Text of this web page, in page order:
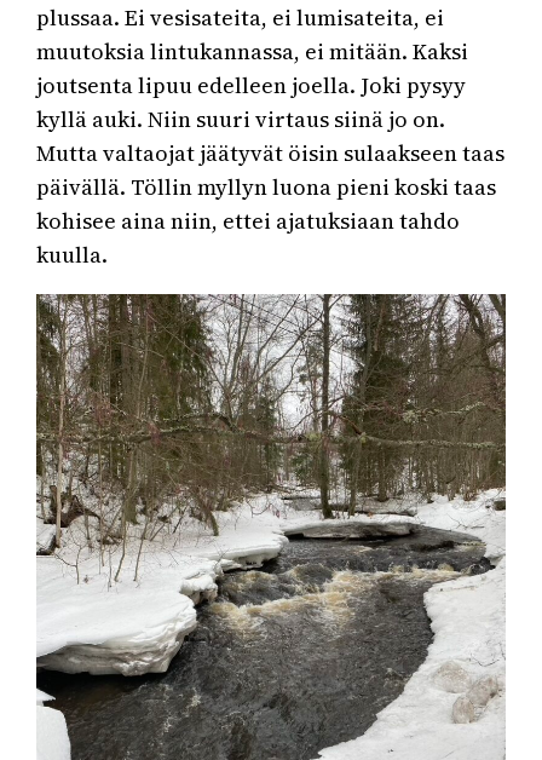
plussaa. Ei vesisateita, ei lumisateita, ei
muutoksia lintukannassa, ei mitään. Kaksi
joutsenta lipuu edelleen joella. Joki pysyy
kyllä auki. Niin suuri virtaus siinä jo on.
Mutta valtaojat jäätyvät öisin sulaakseen taas
päivällä. Töllin myllyn luona pieni koski taas
kohisee aina niin, ettei ajatuksiaan tahdo
kuulla.